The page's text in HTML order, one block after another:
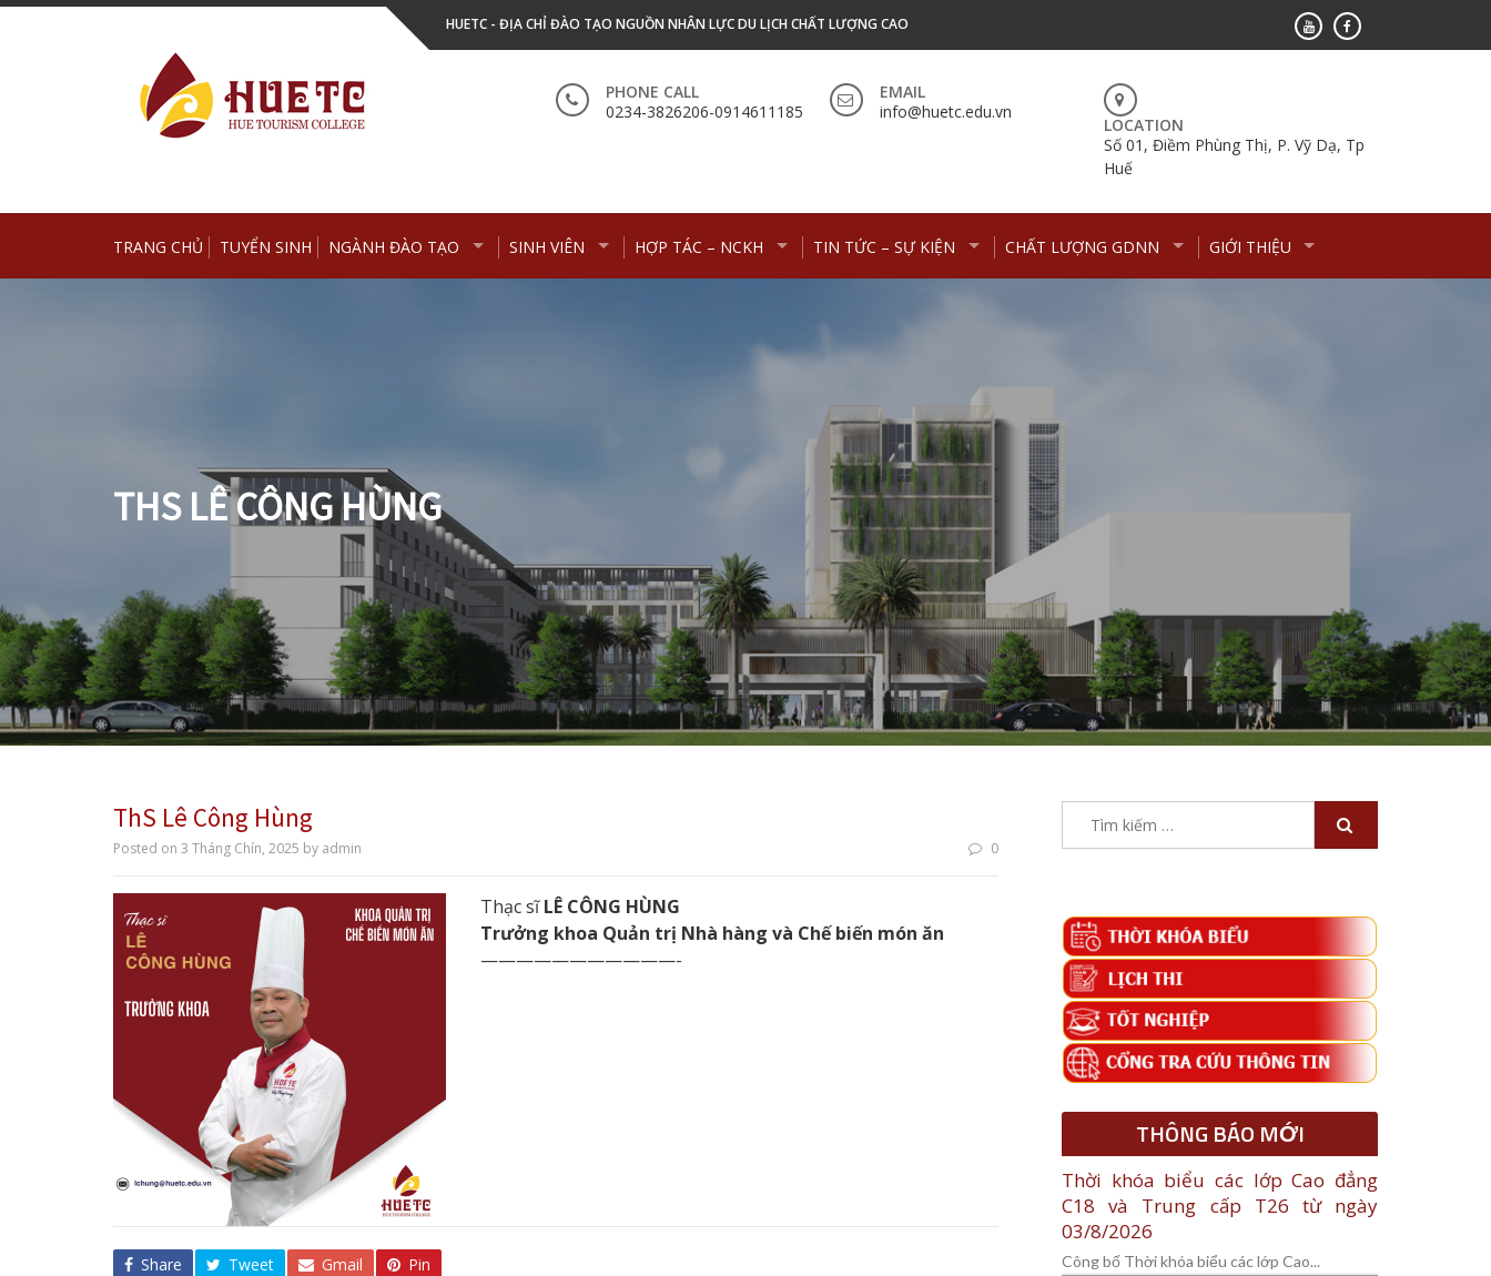
Skip
HUETC - ĐỊA CHỈ ĐÀO TẠO NGUỒN NHÂN LỰC DU LỊCH CHẤT LƯỢNG CAO
PHONE CALL
0234-3826206-0914611185
EMAIL
info@huetc.edu.vn
LOCATION
Số 01, Điềm Phùng Thị, P. Vỹ Dạ, Tp
Huế
TRANG CHỦ TUYỂN SINH NGÀNH ĐÀO TẠO SINH VIÊN HỢP TÁC – NCKH TIN TỨC – SỰ KIỆN CHẤT LƯỢNG GDNN GIỚI THIỆU
THS LÊ CÔNG HÙNG
ThS Lê Công Hùng
Posted on 3 Tháng Chín, 2025 by admin 0
Thạc sĩLÊ CÔNG HÙNG
Trưởng khoa Quản trị Nhà hàng và Chế biến món ăn
———————————-
Share Tweet Gmail Pin
kiếm
THÔNG BÁO MỚI
Thời khóa biểu các lớp Cao đẳng
C18 và Trung cấp T26 từ ngày
03/8/2026
Công bố Thời khóa biểu các lớp Cao...